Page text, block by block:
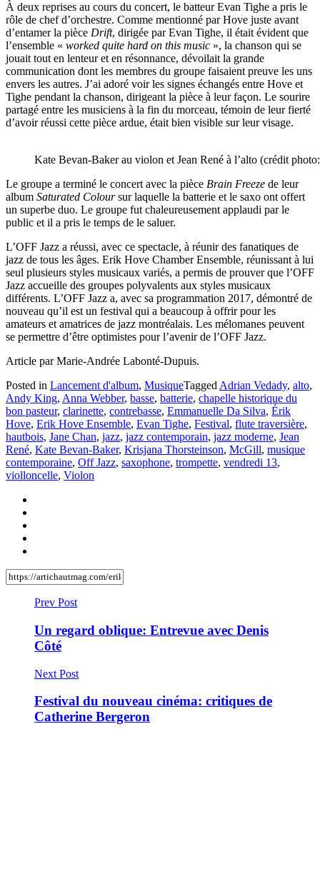
À deux reprises au cours du concert, le batteur Evan Tighe a pris le
rôle de chef d’orchestre. Comme mentionné par Hove juste avant
d’entamer la pièce Drift, dirigée par Evan Tighe, il était évident que
l’ensemble « worked quite hard on this music », la chanson qui se
jouait tout en lenteur et en résonnance, dévoilait la grande
communication dont les membres du groupe faisaient preuve les uns
envers les autres. J’ai adoré voir les signes échangés entre Hove et
Tighe pendant la chanson, dirigeant la pièce à leur façon. Le sourire
partagé entre les musiciens à la fin du morceau, témoin de leur fierté
d’avoir réussi cette pièce ardue, était bien visible sur leur visage.
Kate Bevan-Baker au violon et Jean René à l’alto (crédit
Le groupe a terminé le concert avec la pièce Brain Freeze de leur
album Saturated Coloursur laquelle la batterie et le saxo ont offert
un superbe duo. Le groupe fut chaleureusement applaudi par le
public et il a pris le temps de le saluer.
L’OFF Jazz a réussi, avec ce spectacle, à réunir des fanatiques de
jazz de tous les âges. Erik Hove Chamber Ensemble, réunissant à lui
seul plusieurs styles musicaux variés, a permis de prouver que l’OFF
Jazz accueille des groupes polyvalents aux styles musicaux
différents. L’OFF Jazz a, avec sa programmation 2017, démontré de
nouveau qu’il est un festival qui a beaucoup à offrir pour les
amateurs et amatrices de jazz montréalais. Les mélomanes peuvent
se permettre d’être optimistes pour l’avenir de l’OFF Jazz.
Article par Marie-Andrée Labonté-Dupuis.
Posted in Lancement d'album, MusiqueTagged Adrian Vedady, alto,
Andy King, Anna Webber, basse, batterie, chapelle historique du
bon pasteur, clarinette, contrebasse, Emmanuelle Da Silva, Érik
Hove, Erik Hove Ensemble, Evan Tighe, Festival, flute traversière,
hautbois, Jane Chan, jazz, jazz contemporain, jazz moderne, Jean
René, Kate Bevan-Baker, Krisjana Thorsteinson, McGill, musique
contemporaine, Off Jazz, saxophone, trompette, vendredi 13,
violloncelle, Violon
Prev Post
Un regard oblique: Entrevue avec Denis
Côté
Next Post
Festival du nouveau cinéma: critiques de
Catherine Bergeron